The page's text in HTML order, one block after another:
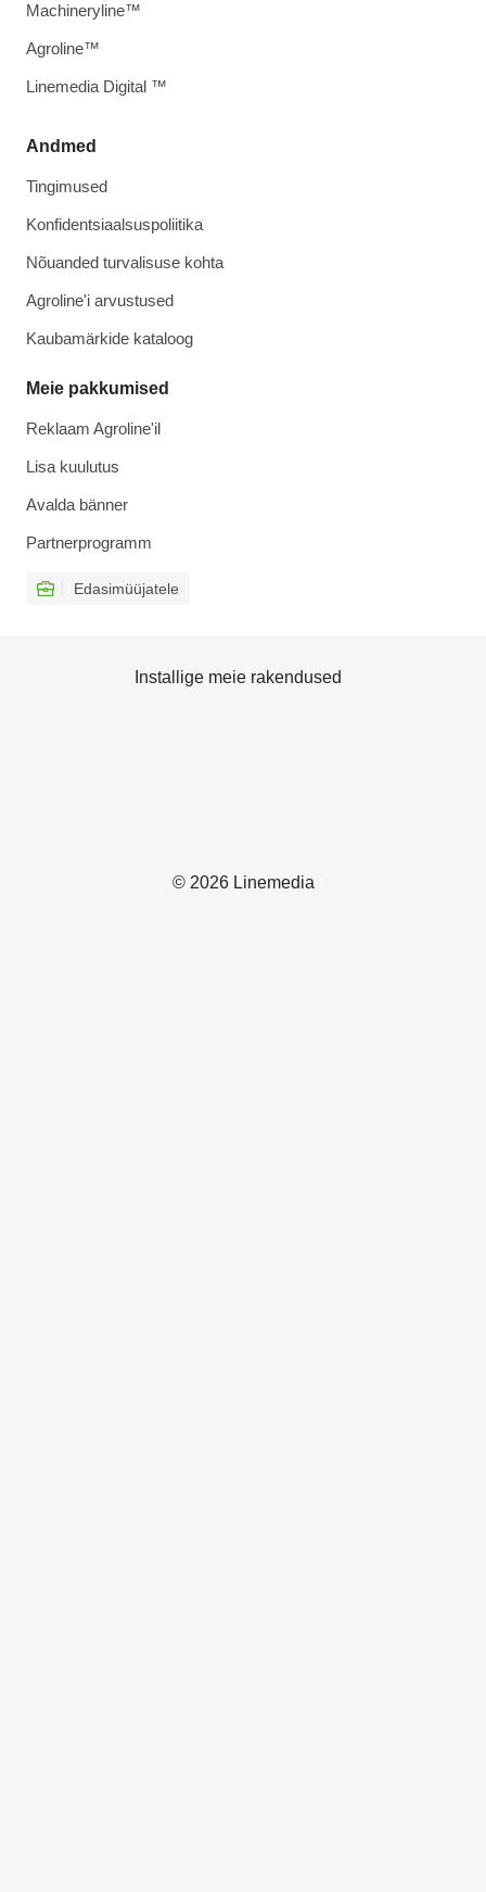
Andmed
Tingimused
Konfidentsiaalsuspoliitika
Nõuanded turvalisuse kohta
Agroline'i arvustused
Kaubamärkide kataloog
Meie pakkumised
Reklaam Agroline'il
Lisa kuulutus
Avalda bänner
Partnerprogramm
Edasimüüjatele
Machineryline™
Agroline™
Linemedia Digital ™
© 2026 Linemedia
Installige meie rakendused